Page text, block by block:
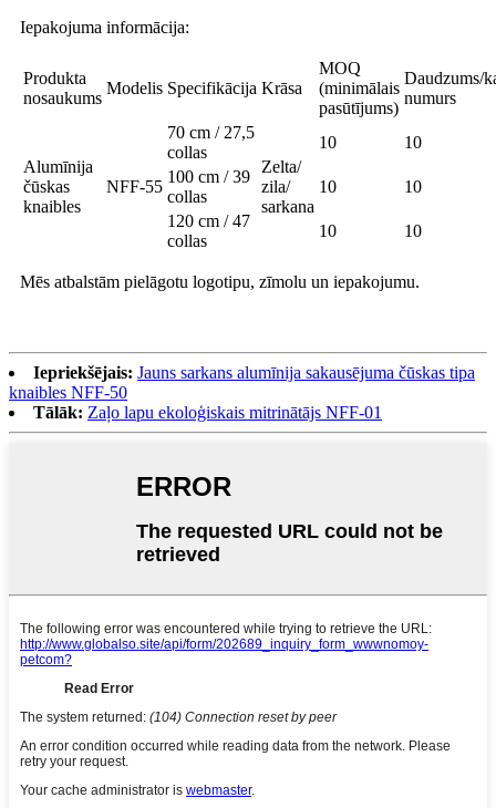
Iepakojuma informācija:
Produkta
nosaukums
Modelis Specifikācija Krāsa
MOQ
(minimālais
pasūtījums)
Daudzums/
numurs
Alumīnija
čūskas
knaibles
NFF-55
70 cm / 27,5
collas
Zelta/
zila/
sarkana
10
10
100 cm / 39
collas
10
10
120 cm / 47
collas
10 10
Mēs atbalstām pielāgotu logotipu, zīmolu un iepakojumu.
Iepriekšējais: Jauns sarkans alumīnija sakausējuma čūskas tipa
knaibles NFF-50
Tālāk: Zaļo lapu ekoloģiskais mitrinātājs NFF-01